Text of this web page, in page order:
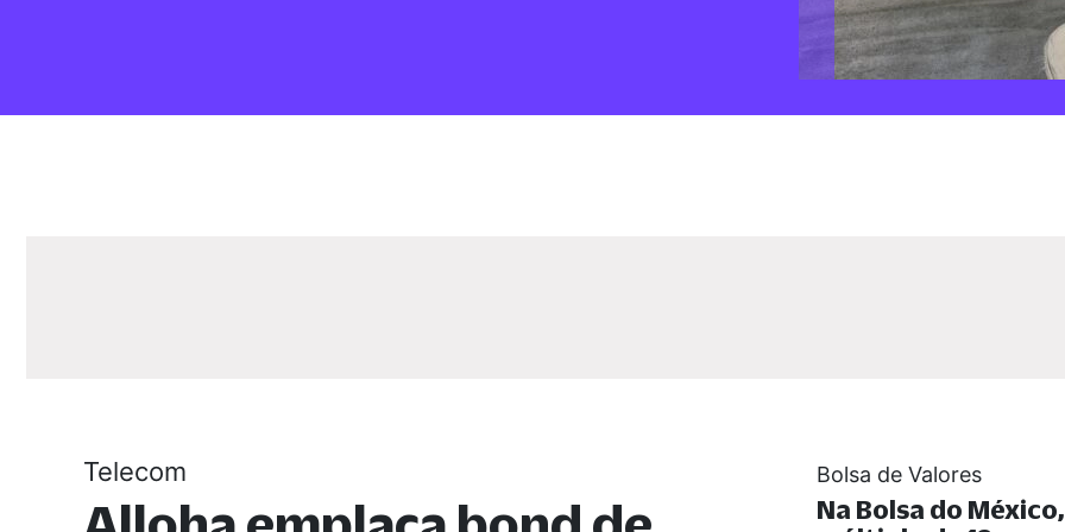
Telecom Bolsa de Valores
Na Bolsa do